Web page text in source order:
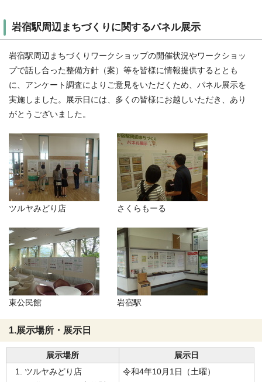
岩宿駅周辺まちづくりに関するパネル展示
岩宿駅周辺まちづくりワークショップの開催状況やワークショッ
プで話し合った整備方針（案）等を皆様に情報提供するととも
に、アンケート調査によりご意見をいただくため、パネル展示を
実施しました。展示日には、多くの皆様にお越しいただき、あり
がとうございました。
ツルヤみどり店 さくらもーる
東公民館 岩宿駅
1.展示場所・展示日
展示場所
展示日
ツルヤみどり店
令和4年10月1日（土曜）